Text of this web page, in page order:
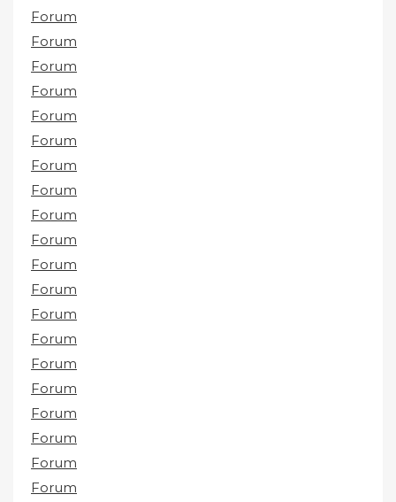
Forum
Forum
Forum
Forum
Forum
Forum
Forum
Forum
Forum
Forum
Forum
Forum
Forum
Forum
Forum
Forum
Forum
Forum
Forum
Forum